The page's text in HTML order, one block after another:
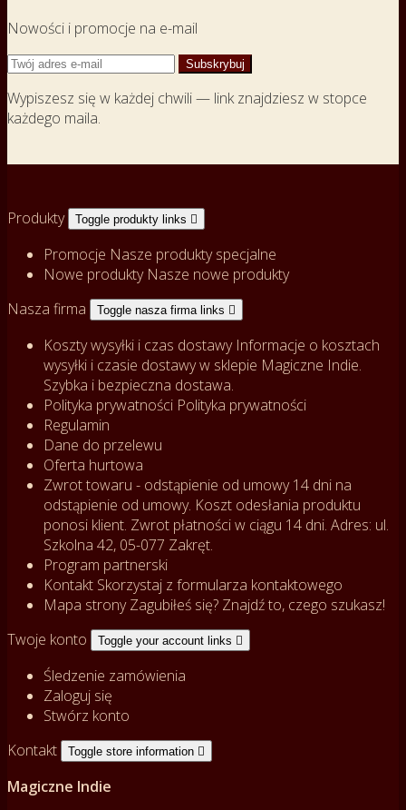
Nowości i promocje na e-mail
Wypiszesz się w każdej chwili — link znajdziesz w stopce
każdego maila.
Produkty Toggle produkty links 
Promocje Nasze produkty specjalne
Nowe produkty Nasze nowe produkty
Nasza firma
Toggle nasza firma links 
Koszty wysyłki i czas dostawy Informacje o kosztach
wysyłki i czasie dostawy w sklepie Magiczne Indie.
Szybka i bezpieczna dostawa.
Polityka prywatności Polityka prywatności
Regulamin
Dane do przelewu
Oferta hurtowa
Zwrot towaru - odstąpienie od umowy14 dni na
odstąpienie od umowy. Koszt odesłania produktu
ponosi klient. Zwrot płatności w ciągu 14 dni. Adres: ul.
Szkolna 42, 05-077 Zakręt.
Program partnerski
Kontakt Skorzystaj z formularza kontaktowego
Mapa stronyZagubiłeś się? Znajdź to, czego szukasz!
Twoje konto
Toggle your account links 
Śledzenie zamówienia
Zaloguj się
Stwórz konto
Kontakt
Toggle store information 
Magiczne Indie